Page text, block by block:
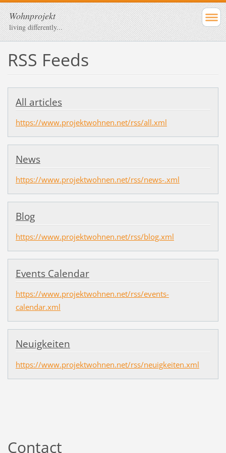
Wohnprojekt
living differently...
RSS Feeds
All articles
https://www.projektwohnen.net/rss/all.xml
News
https://www.projektwohnen.net/rss/news-.xml
Blog
https://www.projektwohnen.net/rss/blog.xml
Events Calendar
https://www.projektwohnen.net/rss/events-
calendar.xml
Neuigkeiten
https://www.projektwohnen.net/rss/neuigkeiten.xml
Contact